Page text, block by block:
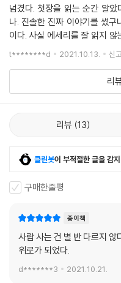
었다. 어느 기억들은 내 의도와
로 깨우친 바가 있었다. 기억은
면식 없는 사람을 소개하듯, 불
--- p.186
넘겼다. 첫장을 읽는 순간 알았다. 이작가는 꾸밈이 없구
나. 진솔한 진짜 이야기를 썼구나 누구나 느낄수 있을
이다. 사실 에세리를 잘 읽지 않는다 . 꾸며진 이야기와 문
장에 크게 감명을 받지 않고 공감이 가지 않기 때문이다.
t********d 2021.10.13. 신
리
리뷰 13
클린봇이 부적절한 글을 감
구매한줄평
종이책
사람 사는 건 별 반 다르지
위로가 되었다.
d*******3 2021.10.21.